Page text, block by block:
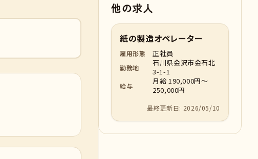
他の求人
紙の製造オペレーター
雇用形態 正社員
勤務地
石川県金沢市金石北
3-1-1
給与
月給 190,000円～
250,000円
最終更新日: 2026/05/10